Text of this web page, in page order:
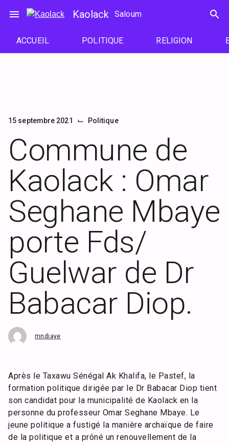
menu Kaolack Saloum search
ACCUEIL POLITIQUE RELIGION
15 septembre 2021 ⌙ Politique
Commune de
Kaolack : Omar
Seghane Mbaye
porte Fds/
Guelwar de Dr
Babacar Diop.
mndiaye
Après le Taxawu Sénégal Ak Khalifa, le Pastef, la
formation politique dirigée par le Dr Babacar Diop tient
son candidat pour la municipalité de Kaolack en la
personne du professeur Omar Seghane Mbaye. Le
jeune politique a fustigé la manière archaïque de faire
de la politique et a prôné un renouvellement de la